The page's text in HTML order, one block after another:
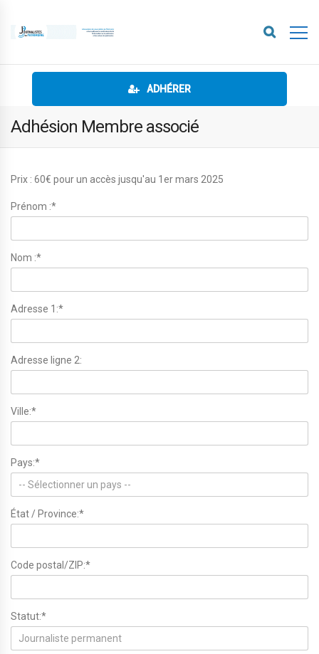
ADHÉRER
Adhésion Membre associé
Prix : 60€ pour un accès jusqu'au 1er mars 2025
Prénom :*
Nom :*
Adresse 1:*
Adresse ligne 2:
Ville:*
Pays:*
État / Province:*
Code postal/ZIP:*
Statut:*